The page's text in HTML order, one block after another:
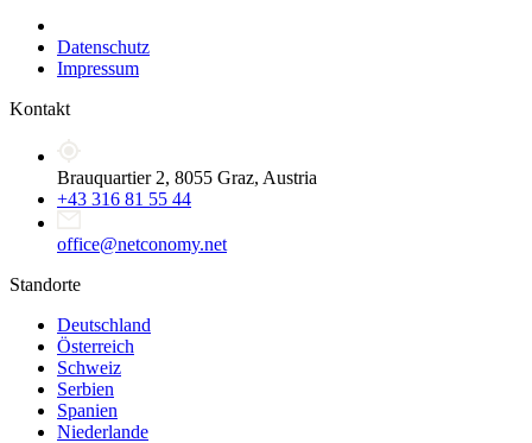
Datenschutz
Impressum
Kontakt
Brauquartier 2, 8055 Graz, Austria
+43 316 81 55 44
office@netconomy.net
Standorte
Deutschland
Österreich
Schweiz
Serbien
Spanien
Niederlande